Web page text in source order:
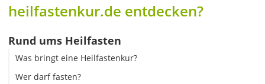
heilfastenkur.de entdecken?
Rund ums Heilfasten
Was bringt eine Heilfastenkur?
Wer darf fasten?